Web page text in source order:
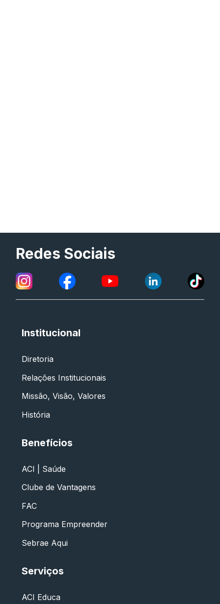
Redes Sociais
Institucional
Diretoria
Relações Institucionais
Missão, Visão, Valores
História
Benefícios
ACI | Saúde
Clube de Vantagens
FAC
Programa Empreender
Sebrae Aqui
Serviços
ACI Educa